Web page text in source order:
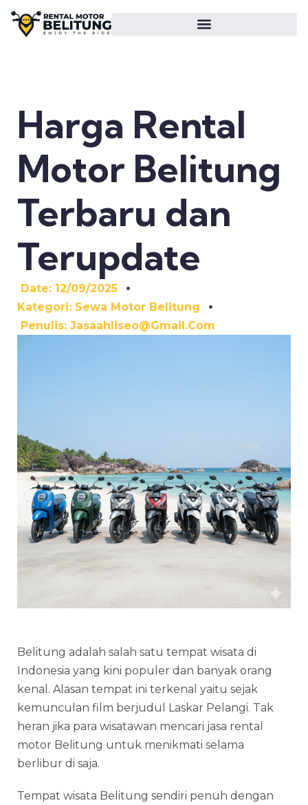
Harga Rental
Motor Belitung
Terbaru dan
Terupdate
Date: 12/09/2025
Kategori: Sewa Motor Belitung
Penulis: Jasaahliseo@gmail.com
Belitung adalah salah satu tempat wisata di
Indonesia yang kini populer dan banyak orang
kenal. Alasan tempat ini terkenal yaitu sejak
kemunculan film berjudul Laskar Pelangi. Tak
heran jika para wisatawan mencari jasa rental
motor Belitung untuk menikmati selama
berlibur di saja.
Tempat wisata Belitung sendiri penuh dengan